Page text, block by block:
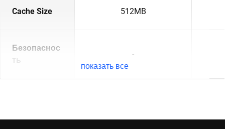
Cache Size 512MB
Безопаснос
ть
-
показать все